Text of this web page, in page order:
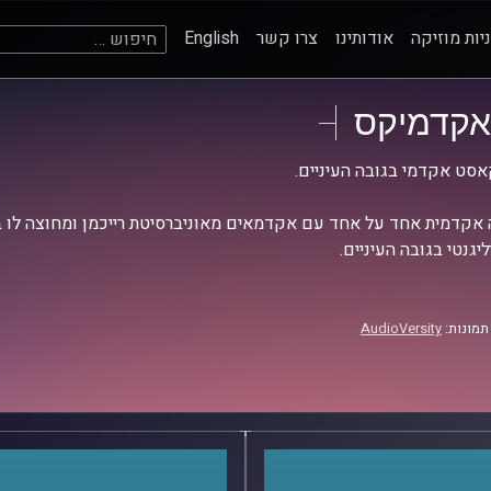
מוזיקה אודותינו צרו קשר English חיפוש:
אקדמיקס
אקדמי בגובה העיניים.
אקדמית אחד על אחד עם אקדמאים מאוניברסיטת רייכמן ומחוצה לו
בגובה העיניים.
AudioVersity